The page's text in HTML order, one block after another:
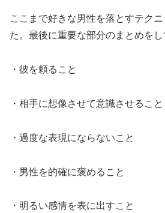
ここまで好きな男性を落とすテク
た。最後に重要な部分のまとめをし
・彼を頼ること
・相手に想像させて意識させること
・過度な表現にならないこと
・男性を的確に褒めること
・明るい感情を表に出すこと